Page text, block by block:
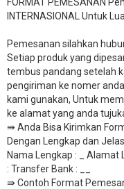
INTERNASIONAL Untuk
Pemesanan silahkan
Setiap produk yang
tembus pandang setelah
pengiriman ke nomer
kami gunakan, Untuk
ke alamat yang anda
⇛ Anda Bisa Kirimkan
Dengan Lengkap dan Jelas
Nama Lengkap : _ Alamat
: Transfer Bank : __
​⇛ Contoh Format